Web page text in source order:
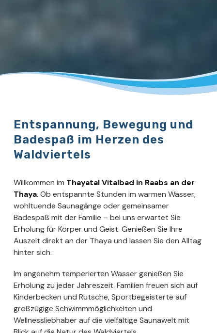
Entspannung, Bewegung und
Badespaß im Herzen des
Waldviertels
Willkommen im Thayatal Vitalbad in Raabs an der
Thaya. Ob entspannte Stunden im warmen Wasser,
wohltuende Saunagänge oder gemeinsamer
Badespaß mit der Familie – bei uns erwartet Sie
Erholung für Körper und Geist. Genießen Sie Ihre
Auszeit direkt an der Thaya und lassen Sie den Alltag
hinter sich.
Im angenehm temperierten Wasser genießen Sie
Erholung zu jeder Jahreszeit. Familien freuen sich auf
Kinderbecken und Rutsche, Sportbegeisterte auf
großzügige Schwimmmöglichkeiten und
Wellnessliebhaber auf die vielfältige Saunawelt mit